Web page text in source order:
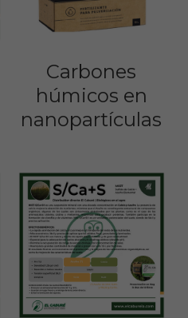
Carbones
húmicos en
nanopartículas